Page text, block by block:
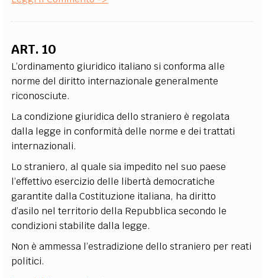
ART. 10
L’ordinamento giuridico italiano si conforma alle
norme del diritto internazionale generalmente
riconosciute.
La condizione giuridica dello straniero è regolata
dalla legge in conformità delle norme e dei trattati
internazionali.
Lo straniero, al quale sia impedito nel suo paese
l’effettivo esercizio delle libertà democratiche
garantite dalla Costituzione italiana, ha diritto
d’asilo nel territorio della Repubblica secondo le
condizioni stabilite dalla legge.
Non è ammessa l’estradizione dello straniero per reati
politici.